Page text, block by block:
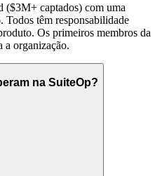
($3M+ captados) com uma
Todos têm responsabilidade
Os primeiros membros da
a organização.
na SuiteOp?